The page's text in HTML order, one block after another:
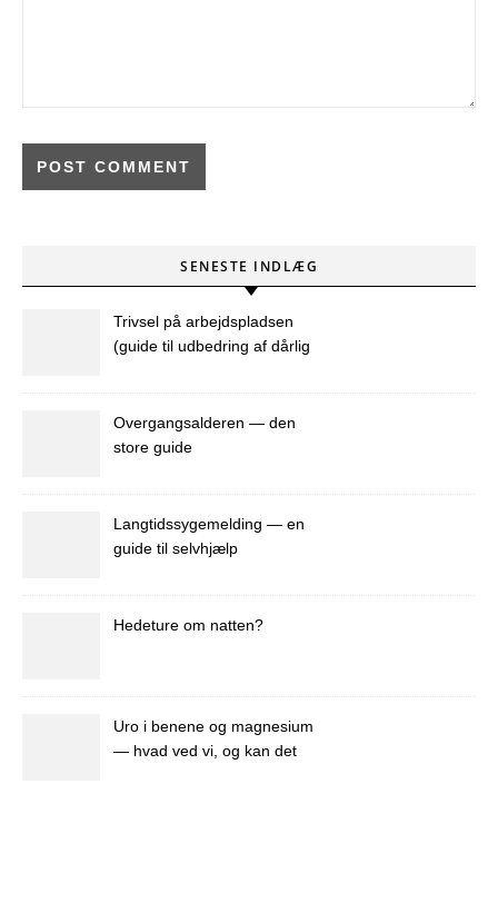
SENESTE INDLÆG
Trivsel på arbejdspladsen
(guide til udbedring af dårlig
Overgangsalderen — den
store guide
Langtidssygemelding — en
guide til selvhjælp
Hedeture om natten?
Uro i benene og magnesium
— hvad ved vi, og kan det